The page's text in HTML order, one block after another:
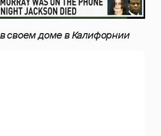
своем доме в Калифорнии